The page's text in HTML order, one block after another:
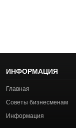
ИНФОРМАЦИЯ
Главная
Советы бизнесменам
Информация